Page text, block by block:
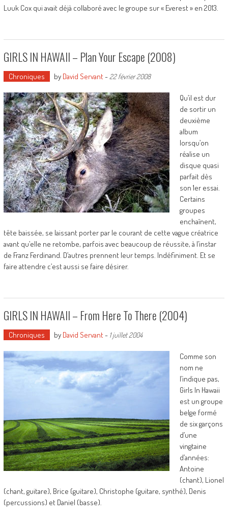
Luuk Cox qui avait déjà collaboré avec le groupe sur « Everest » en 2013.
GIRLS IN HAWAII – Plan Your Escape (2008)
Chroniques by David Servant- 22 février 2008
Qu’il est dur
de sortir un
deuxième
album
lorsqu’on
réalise un
disque quasi
parfait dès
son 1er essai.
Certains
groupes
enchaînent,
tête baissée, se laissant porter par le courant de cette vague créatrice
avant qu’elle ne retombe, parfois avec beaucoup de réussite, à l’instar
de Franz Ferdinand. D’autres prennent leur temps. Indéfiniment. Et se
faire attendre c’est aussi se faire désirer.
GIRLS IN HAWAII – From Here To There (2004)
Chroniques by David Servant- 1 juillet 2004
Comme son
nom ne
l’indique pas,
Girls In Hawaii
est un groupe
belge formé
de six garçons
d’une
vingtaine
d’années:
Antoine
(chant), Lionel
(chant, guitare), Brice (guitare), Christophe (guitare, synthé), Denis
(percussions) et Daniel (basse).